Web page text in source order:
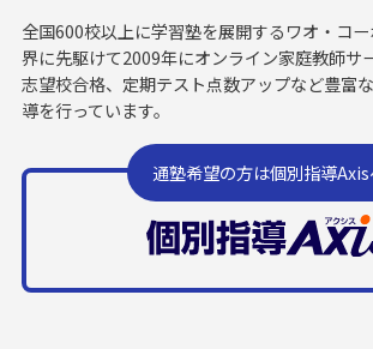
全国600校以上に学習塾を展開するワオ・コ
界に先駆けて2009年にオンライン家庭教師サ
志望校合格、定期テスト点数アップなど豊富
導を行っています。
通塾希望の方は個別指導Axis